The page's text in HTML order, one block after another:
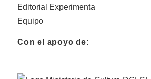
Editorial Experimenta
Equipo
Con el apoyo de: